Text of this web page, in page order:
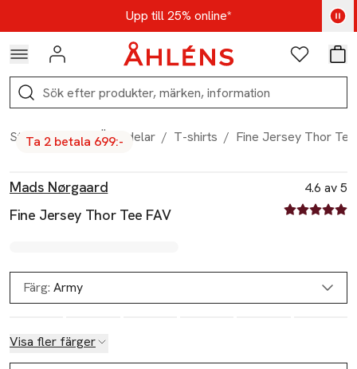
Hoppa till navigationsmenynUpp till 25% online*
Kod: AUG25 - Shoppa nu
Logga in Favoriter
Sök
Start / Herr / Överdelar / T-shirts / Fine Jersey Thor
Ta 2 betala 699:-
Mads Nørgaard
Fine Jersey Thor Tee FAV
4.6 av 5
4.6 av fem
Färg: Army
Visa fler färger